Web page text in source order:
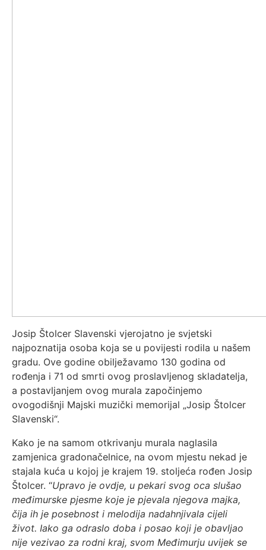
Josip Štolcer Slavenski vjerojatno je svjetski
najpoznatija osoba koja se u povijesti rodila u našem
gradu. Ove godine obilježavamo 130 godina od
rođenja i 71 od smrti ovog proslavljenog skladatelja,
a postavljanjem ovog murala započinjemo
ovogodišnji Majski muzički memorijal „Josip Štolcer
Slavenski“.
Kako je na samom otkrivanju murala naglasila
zamjenica gradonačelnice, na ovom mjestu nekad je
stajala kuća u kojoj je krajem 19. stoljeća rođen Josip
Štolcer. “Upravo je ovdje, u pekari svog oca slušao
međimurske pjesme koje je pjevala njegova majka,
čija ih je posebnost i melodija nadahnjivala cijeli
život. Iako ga odraslo doba i posao koji je obavljao
nije vezivao za rodni kraj, svom Međimurju uvijek se